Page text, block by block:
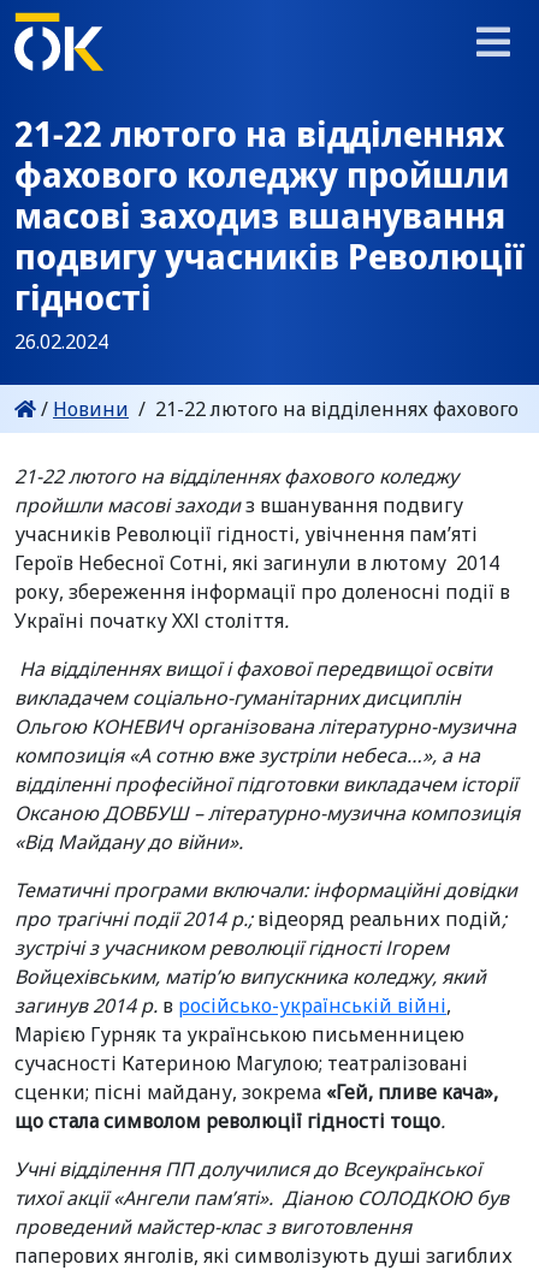
21-22 лютого на відділеннях
фахового коледжу пройшли
масові заходиз вшанування
подвигу учасників Революції
гідності
26.02.2024
/ Новини / 21-22 лютого на відділеннях фахового
21-22 лютого на відділеннях фахового коледжу
пройшли масові заходиз вшанування подвигу
учасників Революції гідності, увічнення пам’яті
Героїв Небесної Сотні, які загинули в лютому 2014
року, збереження інформації про доленосні події в
Україні початку ХХІ століття.
На відділеннях вищої і фахової передвищої освіти
викладачем соціально-гуманітарних дисциплін
Ольгою КОНЕВИЧ організована літературно-музична
композиція «А сотню вже зустріли небеса…», а на
відділенні професійної підготовки викладачем історії
Оксаною ДОВБУШ – літературно-музична композиція
«Від Майдану до війни».
Тематичні програми включали: інформаційні довідки
про трагічні події 2014 р.;відеоряд реальних подій;
зустрічі з учасником революції гідності Ігорем
Войцехівським, матір’ю випускника коледжу, який
загинув 2014 р. в російсько-українській війні,
Марією Гурняк та українською письменницею
сучасності Катериною Магулою; театралізовані
сценки; пісні майдану, зокрема «Гей, пливе кача»,
що стала символом революції гідності тощо.
Учні відділення ПП долучилися до Всеукраїнської
тихої акції «Ангели пам’яті». Діаною СОЛОДКОЮ був
проведений майстер-клас з виготовлення
паперових янголів, які символізують душі загиблих